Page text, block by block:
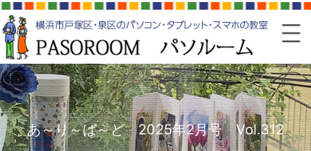
あ～り～ば～ど 2025年2月号 Vol.312